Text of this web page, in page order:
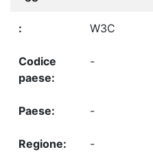
W3C
-
-
-